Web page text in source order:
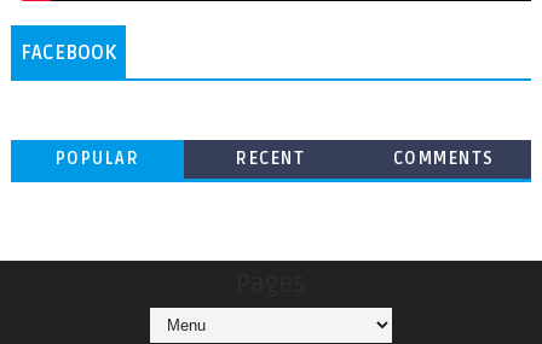
FACEBOOK
POPULAR RECENT COMMENTS